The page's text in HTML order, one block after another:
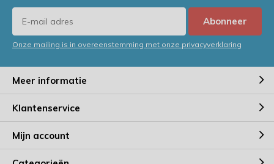
Abonneer
Onze mailing is in overeenstemming met onze privacyverklaring
Meer informatie
Klantenservice
Mijn account